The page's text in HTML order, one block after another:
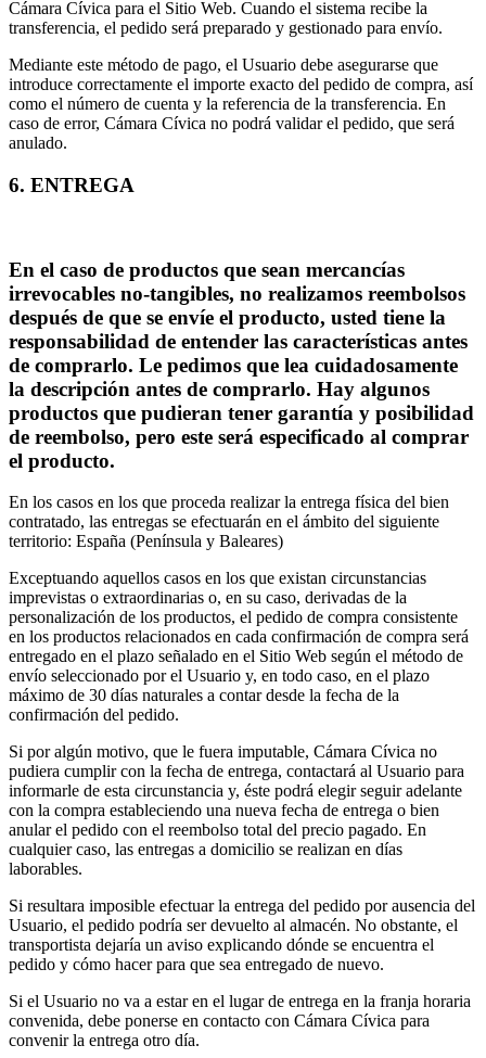
Cámara Cívica para el Sitio Web. Cuando el sistema recibe la
transferencia, el pedido será preparado y gestionado para envío.
Mediante este método de pago, el Usuario debe asegurarse que
introduce correctamente el importe exacto del pedido de compra, así
como el número de cuenta y la referencia de la transferencia. En
caso de error, Cámara Cívica no podrá validar el pedido, que será
anulado.
6. ENTREGA
En el caso de productos que sean mercancías
irrevocables no-tangibles, no realizamos reembolsos
después de que se envíe el producto, usted tiene la
responsabilidad de entender las características antes
de comprarlo. Le pedimos que lea cuidadosamente
la descripción antes de comprarlo. Hay algunos
productos que pudieran tener garantía y posibilidad
de reembolso, pero este será especificado al comprar
el producto.
En los casos en los que proceda realizar la entrega física del bien
contratado, las entregas se efectuarán en el ámbito del siguiente
territorio: España (Península y Baleares)
Exceptuando aquellos casos en los que existan circunstancias
imprevistas o extraordinarias o, en su caso, derivadas de la
personalización de los productos, el pedido de compra consistente
en los productos relacionados en cada confirmación de compra será
entregado en el plazo señalado en el Sitio Web según el método de
envío seleccionado por el Usuario y, en todo caso, en el plazo
máximo de 30 días naturales a contar desde la fecha de la
confirmación del pedido.
Si por algún motivo, que le fuera imputable, Cámara Cívica no
pudiera cumplir con la fecha de entrega, contactará al Usuario para
informarle de esta circunstancia y, éste podrá elegir seguir adelante
con la compra estableciendo una nueva fecha de entrega o bien
anular el pedido con el reembolso total del precio pagado. En
cualquier caso, las entregas a domicilio se realizan en días
laborables.
Si resultara imposible efectuar la entrega del pedido por ausencia del
Usuario, el pedido podría ser devuelto al almacén. No obstante, el
transportista dejaría un aviso explicando dónde se encuentra el
pedido y cómo hacer para que sea entregado de nuevo.
Si el Usuario no va a estar en el lugar de entrega en la franja horaria
convenida, debe ponerse en contacto con Cámara Cívica para
convenir la entrega otro día.